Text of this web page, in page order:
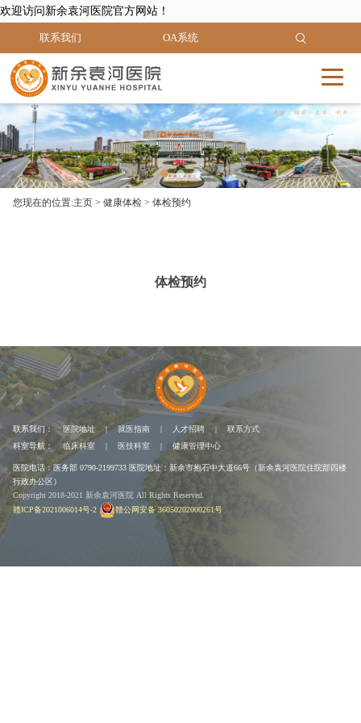
欢迎访问新余袁河医院官方网站！
联系我们 OA系统
您现在的位置:主页> 健康体检> 体检预约
体检预约
联系我们： 医院地址 | 就医指南 | 人才招聘 |
联系方式
科室导航：
临床科室 | 医技科室 | 健康管理中心
医院电话：医务部 0790-2199733 医院地址：新余市抱石中大道66号（新余袁河医院住院部四楼
行政办公区）
Copyright 2018-2021 新余袁河医院 All Rights Reserved.
赣ICP备2021006014号-2
赣公网安备 36050202000261号